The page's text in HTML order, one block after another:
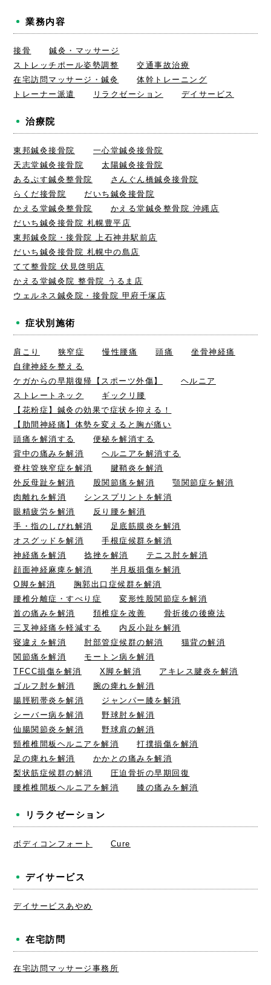
業務内容
接骨
鍼灸・マッサージ
ストレッチポール姿勢調整
交通事故治療
在宅訪問マッサージ・鍼灸
体幹トレーニング
トレーナー派遣
リラクゼーション デイサービス
治療院
東邦鍼灸接骨院
一心堂鍼灸接骨院
天志堂鍼灸接骨院
太陽鍼灸接骨院
あるぷす鍼灸整骨院
さんぐん橋鍼灸接骨院
らくだ接骨院
だいち鍼灸接骨院
かえる堂鍼灸整骨院
かえる堂鍼灸整骨院 沖縄店
だいち鍼灸接骨院 札幌豊平店
東邦鍼灸院・接骨院 上石神井駅前店
だいち鍼灸接骨院 札幌中の島店
てて整骨院 伏見啓明店
かえる堂鍼灸院 整骨院 うるま店
ウェルネス鍼灸院・接骨院 甲府千塚店
症状別施術
肩こり 狭窄症 慢性腰痛 頭痛
坐骨神経痛
自律神経を整える
ケガからの早期復帰【スポーツ外傷】
ヘルニア
ストレートネック
ギックリ腰
【花粉症】鍼灸の効果で症状を抑える！
【肋間神経痛】体勢を変えると胸が痛い
頭痛を解消する
便秘を解消する
背中の痛みを解消
ヘルニアを解消する
脊柱管狭窄症を解消
腱鞘炎を解消
外反母趾を解消
股関節痛を解消
顎関節症を解消
肉離れを解消
シンスプリントを解消
眼精疲労を解消
反り腰を解消
手・指のしびれ解消
足底筋膜炎を解消
オスグッドを解消
手根症候群を解消
神経痛を解消
捻挫を解消
テニス肘を解消
顔面神経麻痺を解消
半月板損傷を解消
O脚を解消
胸郭出口症候群を解消
腰椎分離症・すべり症
変形性股関節症を解消
首の痛みを解消
頚椎症を改善
骨折後の後療法
三叉神経痛を軽減する
内反小趾を解消
寝違えを解消
肘部管症候群の解消
猫背の解消
関節痛を解消
モートン病を解消
TFCC損傷を解消
X脚を解消
アキレス腱炎を解消
ゴルフ肘を解消
腕の痺れを解消
腸脛靭帯炎を解消
ジャンパー膝を解消
シーバー病を解消
野球肘を解消
仙腸関節炎を解消
野球肩の解消
頸椎椎間板ヘルニアを解消
打撲損傷を解消
足の痺れを解消
かかとの痛みを解消
梨状筋症候群の解消
圧迫骨折の早期回復
腰椎椎間板ヘルニアを解消
膝の痛みを解消
リラクゼーション
ボディコンフォート Cure
デイサービス
デイサービスあやめ
在宅訪問
在宅訪問マッサージ事務所